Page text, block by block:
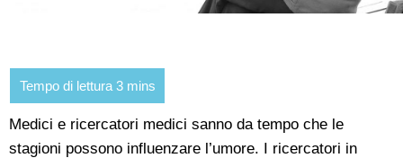
Medici e ricercatori medici sanno da tempo che le
stagioni possono influenzare l’umore. I ricercatori in